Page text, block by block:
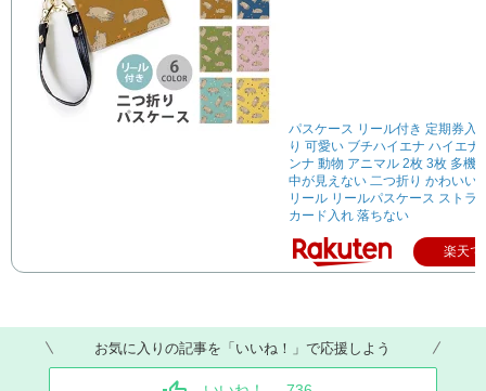
パスケース リール付き 定期券入
り 可愛い ブチハイエナ ハイエナ
ンナ 動物 アニマル 2枚 3枚 多機
中が見えない 二つ折り かわいい
リール リールパスケース ストラ
カード入れ 落ちない
楽天で
お気に入りの記事を「いいね！」で応援しよう